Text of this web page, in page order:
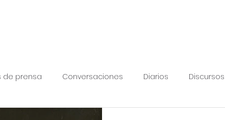
de prensa Conversaciones Diarios Discursos